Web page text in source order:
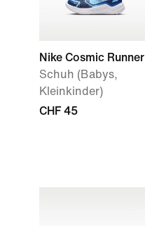
Nike Cosmic Runner
Schuh (Babys,
Kleinkinder)
CHF 45